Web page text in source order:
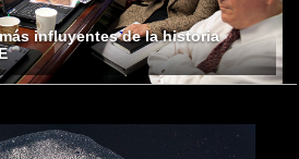
influyentes de la historia